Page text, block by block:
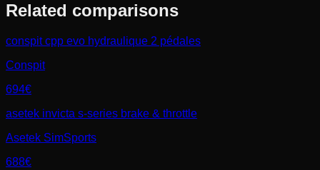
Related comparisons
conspit cpp evo hydraulique 2 pédales
Conspit
694€
asetek invicta s-series brake & throttle
Asetek SimSports
688€